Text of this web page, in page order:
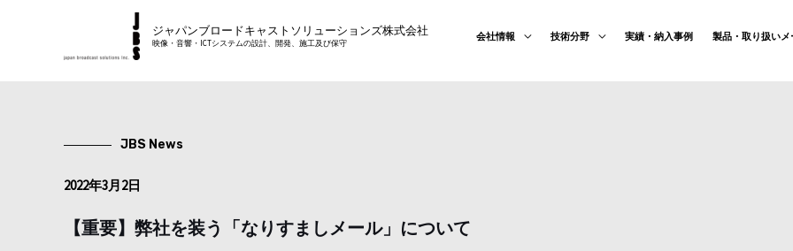
ジャパンブロードキャストソリューションズ株式会社
映像・音響・ICTシステムの設計、開発、施工及び保守
会社情報 技術分野 実績・納入事例 製品・取り扱いメ
JBS News
2022年3月2日
【重要】弊社を装う「なりすましメール」について